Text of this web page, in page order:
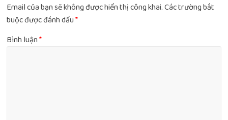
Email của bạn sẽ không được hiển thị công khai.Các trường bắt
buộc được đánh dấu*
Bình luận*